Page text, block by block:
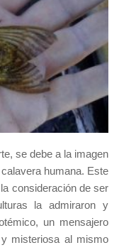
se debe a la imagen
humana. Este
consideración de ser
la admiraron y
un mensajero
misteriosa al mismo